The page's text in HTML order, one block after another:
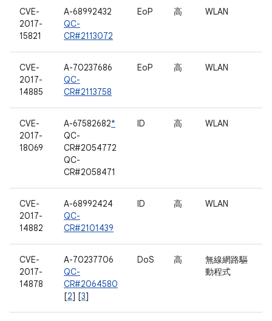
CVE-
2017-
15821
A-68992432
QC-
CR#2113072
EoP 高 WLAN
CVE-
2017-
14885
A-70237686
QC-
CR#2113758
EoP 高 WLAN
CVE-
2017-
18069
A-67582682*
QC-
CR#2054772
QC-
CR#2058471
ID 高 WLAN
CVE-
2017-
14882
A-68992424
QC-
CR#2101439
ID 高 WLAN
CVE-
2017-
14878
A-70237706
QC-
CR#2064580
[2] [3]
DoS 高
無線網路驅
動程式